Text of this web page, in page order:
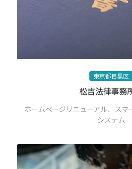
東京都目黒区
松吉法律事務
ホームぺージリニューアル、スマ
システム